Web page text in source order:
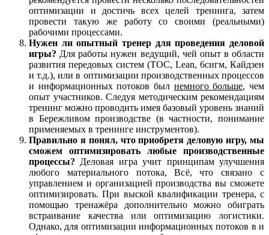
оптимизации и достичь всех целей тренинга, затем
провести такую же работу со своими (реальными)
рабочими процессами.
Нужен ли опытный тренер для проведения деловой
игры? Для работы нужен ведущий, чей опыт в области
развития передовых систем (ТОС, Lean, 6сигм, Кайдзен
и т.д.), или в оптимизации производственных процессов
и информационных потоков был немного больше, чем
опыт участников. Следуя методическим рекомендациям
тренинг можно проводить имея базовый уровень знаний
в Бережливом производстве (в частности, понимание
применяемых в тренинге инструментов).
Правильно я понял, что приобретя деловую игру, мы
сможем оптимизировать любые производственные
процессы? Деловая игра учит принципам улучшения
любого материального потока, Всё, что связано с
управлением и организацией производства вы сможете
оптимизировать. При выской квалификации тренера, с
помощью тренажёра дополнительно можно обиграть
встраивание качества или оптимизацию логистики.
Однако, для оптимизации информационных потоков в и